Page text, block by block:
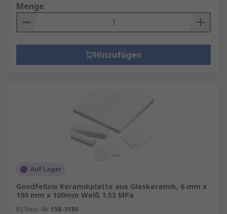
Menge
Hinzufügen
Auf Lager
Goodfellow Keramikplatte aus Glaskeramik, 6 mm x
100 mm x 100mm Weiß 1.53 MPa
RS Best.-Nr. 158-3180